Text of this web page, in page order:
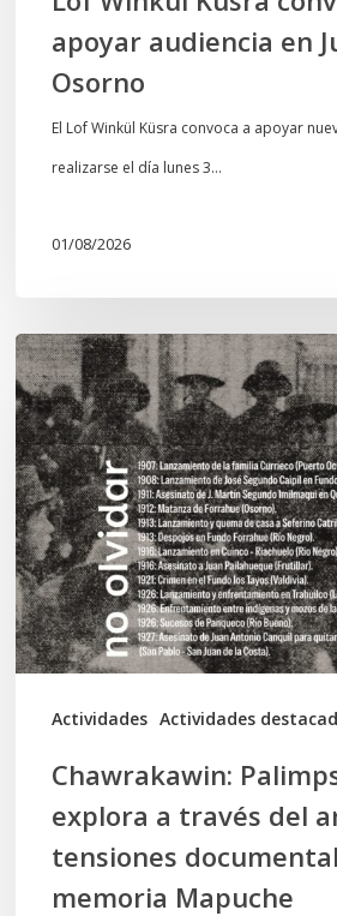
apoyar audiencia en
Osorno
El Lof Winkül Küsra convoca a apoyar
realizarse el día lunes 3…
01/08/2026
Actividades Actividades
Chawrakawin:
Palimpsesto
explora
a
través
del
arte
las
tensiones
documentales
memoria
Mapuche
Chawrakawin:
explora a través del
tensiones
memoria Mapuche